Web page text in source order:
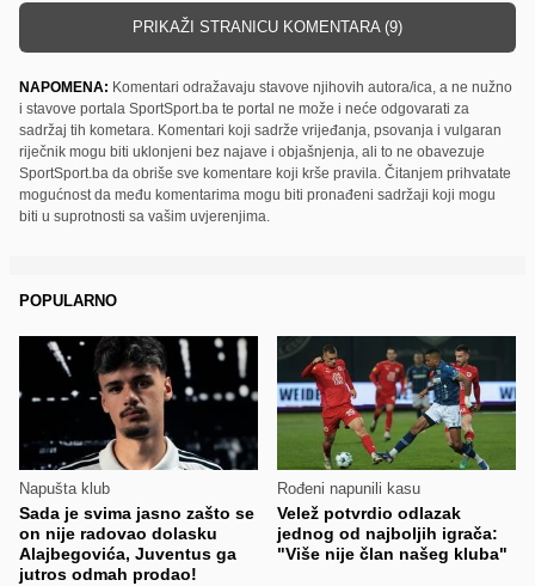
PRIKAŽI STRANICU KOMENTARA (9)
NAPOMENA: Komentari odražavaju stavove njihovih autora/ica, a ne nužno
i stavove portala SportSport.ba te portal ne može i neće odgovarati za
sadržaj tih kometara. Komentari koji sadrže vrijeđanja, psovanja i vulgaran
riječnik mogu biti uklonjeni bez najave i objašnjenja, ali to ne obavezuje
SportSport.ba da obriše sve komentare koji krše pravila. Čitanjem prihvatate
mogućnost da među komentarima mogu biti pronađeni sadržaji koji mogu
biti u suprotnosti sa vašim uvjerenjima.
POPULARNO
Napušta klub
Sada je svima jasno zašto se
on nije radovao dolasku
Alajbegovića, Juventus ga
jutros odmah prodao!
Rođeni napunili kasu
Velež potvrdio odlazak
jednog od najboljih igrača:
"Više nije član našeg kluba"